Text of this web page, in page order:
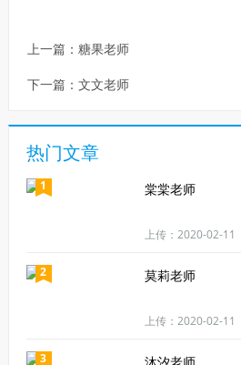
上一篇： 糖果老师
下一篇： 文文老师
热门文章
1 棠棠老师
上传：2020-02-11
2 莫莉老师
上传：2020-02-11
3